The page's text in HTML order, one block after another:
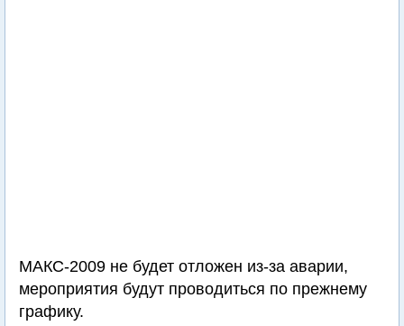
МАКС-2009 не будет отложен из-за аварии,
мероприятия будут проводиться по прежнему
графику.